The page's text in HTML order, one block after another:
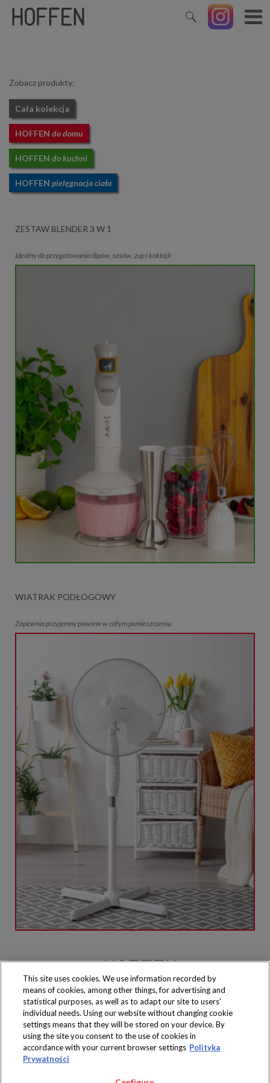
Zobacz produkty:
Cała kolekcja
HOFFEN do domu
HOFFEN do kuchni
HOFFEN pielęgnacja ciała
ZESTAW BLENDER 3 W 1
Idealny do przygotowania dipów, sosów, zup i koktajli
WIATRAK PODŁOGOWY
Zapewnia przyjemny powiew w całym pomieszczeniu
Produkty dostępne
wyłącznie w sklepach
Copyright 2019 Jeronimo Martins Polska S.A.
This site uses cookies. We use information recorded by
means of cookies, among other things, for advertising and
statistical purposes, as well as to adapt our site to users’
individual needs. Using our website without changing cookie
settings means that they will be stored on your device. By
using the site you consent to the use of cookies in
accordance with your current browser settings Polityka
Prywatności